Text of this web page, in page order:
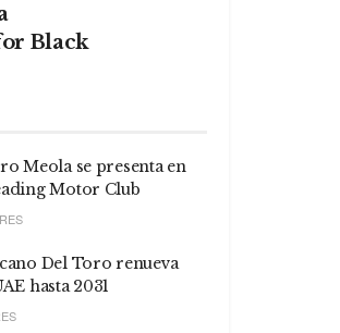
Black
Meola se presenta en
Motor Club
Del Toro renueva
hasta 2031